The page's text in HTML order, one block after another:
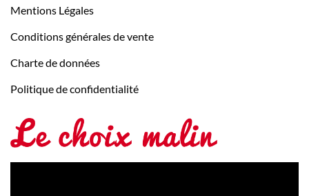
Mentions Légales
Conditions générales de vente
Charte de données
Politique de confidentialité